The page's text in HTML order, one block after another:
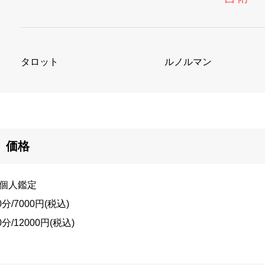
タロット ルノルマン
価格
人鑑定
/7000円(税込)
/12000円(税込)